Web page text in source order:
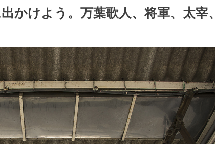
かけよう。万葉歌人、将軍、太宰、